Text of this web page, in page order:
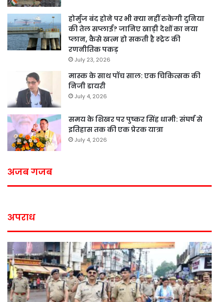
होर्मुज बंद होने पर भी क्या नहीं रुकेगी दुनिया
की तेल सप्लाई? जानिए खाड़ी देशों का नया
प्लान, कैसे खत्म हो सकती है स्ट्रेट की
रणनीतिक पकड़
July 23, 2026
मास्क के साथ पॉच साल: एक चिकित्सक की
निजी डायरी
July 4, 2026
समय के शिखर पर पुष्कर सिंह धामी: संघर्ष से
इतिहास तक की एक प्रेरक यात्रा
July 4, 2026
अजब गजब
अपराध